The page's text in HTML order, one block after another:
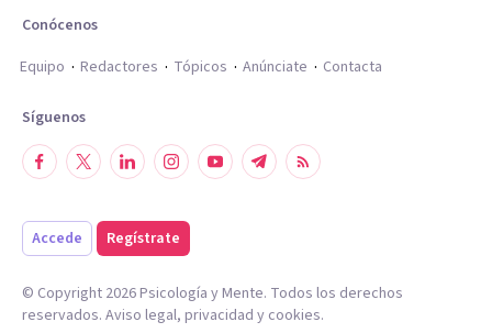
Conócenos
Equipo
Redactores Tópicos Anúnciate Contacta
Síguenos
Accede Regístrate
© Copyright 2026Psicología y Mente. Todos los derechos
reservados. Aviso legal, privacidad y cookies.